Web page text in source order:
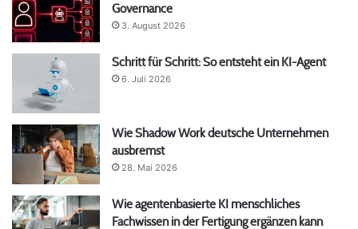
Governance
3. August 2026
Schritt für Schritt: So entsteht ein KI-Agent
6. Juli 2026
Wie Shadow Work deutsche Unternehmen
ausbremst
28. Mai 2026
Wie agentenbasierte KI menschliches
Fachwissen in der Fertigung ergänzen kann